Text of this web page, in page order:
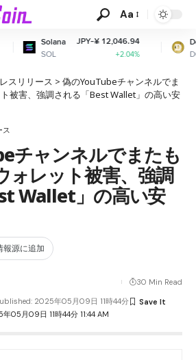
Aa
JPY-¥ 12,046.94
+2.04%
Dogecoin
DOGE
JPY-¥
-
スリリース > 偽のYouTubeチャンネルでま
被害、強調される「Best Wallet」の高い安
ス
チャンネルでまたも
ォレット被害、強調
Wallet」の高い安
源に追加
05月09日 11時44分 11:44 AM
2025年05月09日 11時44分
30 Min Read